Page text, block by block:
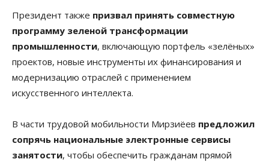
Президент также призвал принять совместную
программу зеленой трансформации
промышленности, включающую портфель «зелёных»
проектов, новые инструменты их финансирования и
модернизацию отраслей с применением
искусственного интеллекта.
В части трудовой мобильности Мирзиёев предложил
сопрячь национальные электронные сервисы
занятости, чтобы обеспечить гражданам прямой